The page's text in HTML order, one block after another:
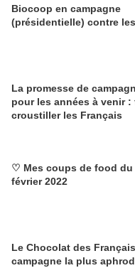
Biocoop en campagne
(présidentielle) contre
La promesse de
pour les années à venir :
croustiller les Français
♡ Mes coups de food
février 2022
Le Chocolat des
campagne la plus